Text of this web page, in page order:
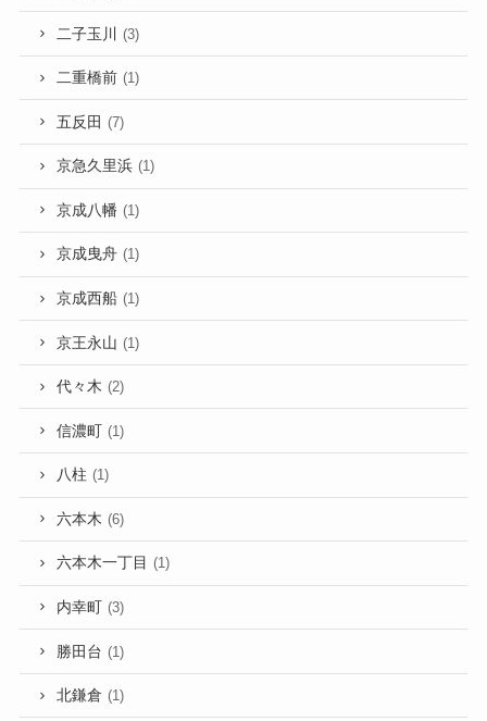
二子玉川 (3)
二重橋前 (1)
五反田 (7)
京急久里浜 (1)
京成八幡 (1)
京成曳舟 (1)
京成西船 (1)
京王永山 (1)
代々木 (2)
信濃町 (1)
八柱 (1)
六本木 (6)
六本木一丁目 (1)
内幸町 (3)
勝田台 (1)
北鎌倉 (1)